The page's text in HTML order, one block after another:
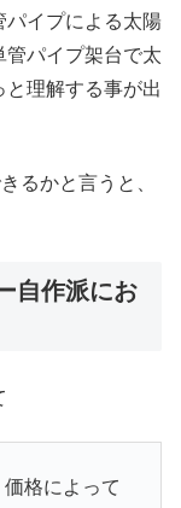
パイプによる太陽
パイプ架台で太
理解する事が出
るかと言うと、
自作派にお
格によって